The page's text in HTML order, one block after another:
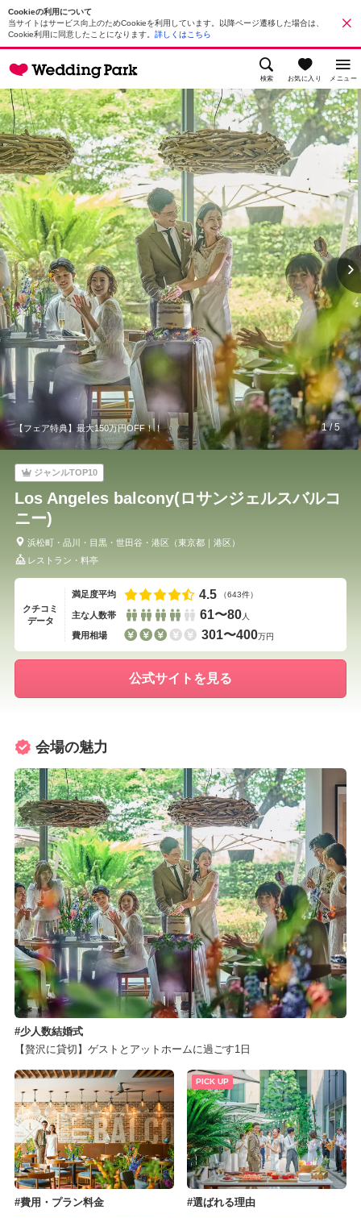
Cookieの利用について
当サイトはサービス向上のためCookieを利用しています。以降ページ遷移した場合は、
Cookie利用に同意したことになります。 詳しくはこちら
検索 お気に入り メニュー
【フェア特典】最大150万円OFF！！ 1/5
ジャンルTOP10
Los Angeles balcony(ロサンジェルスバルコ
ニー)
浜松町・品川・目黒・世田谷・港区 （東京都 ｜ 港区）
レストラン・料亭
クチコミ
データ
満足度平均 4.5 （643件）
主な人数帯 61〜80人
費用相場 301〜400万円
公式サイトを見る
会場の魅力
少人数結婚式
【贅沢に貸切】ゲストとアットホームに過ごす1日
費用・プラン料金 選ばれる理由
PICK UP